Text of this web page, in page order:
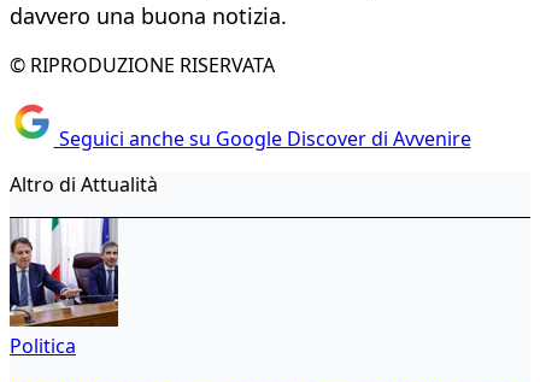
davvero una buona notizia.
© RIPRODUZIONE RISERVATA
Seguici anche su Google Discover di Avvenire
Altro di Attualità
Politica